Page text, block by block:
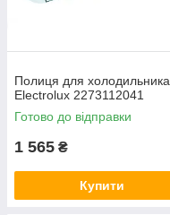
Полиця для холодильника
Electrolux 2273112041
Готово до відправки
1 565 ₴
Купити